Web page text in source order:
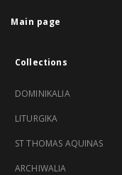
Main page
Collections
DOMINIKALIA
LITURGIKA
ST THOMAS AQUINAS
ARCHIWALIA